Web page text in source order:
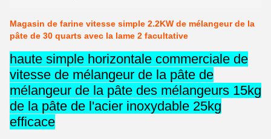
Magasin de farine vitesse simple 2.2KW de mélangeur de la
pâte de 30 quarts avec la lame 2 facultative
haute simple horizontale commerciale de
vitesse de mélangeur de la pâte de
mélangeur de la pâte des mélangeurs 15kg
de la pâte de l'acier inoxydable 25kg
efficace